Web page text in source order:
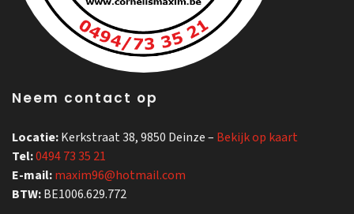
Neem contact op
Locatie:Kerkstraat 38, 9850 Deinze – Bekijk op kaart
Tel:0494 73 35 21
E-mail:maxim96@hotmail.com
BTW:BE1006.629.772